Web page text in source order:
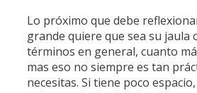
Lo próximo que debe
grande quiere que sea su jaula
términos en general, cuanto
mas eso no siempre es tan
necesitas. Si tiene poco